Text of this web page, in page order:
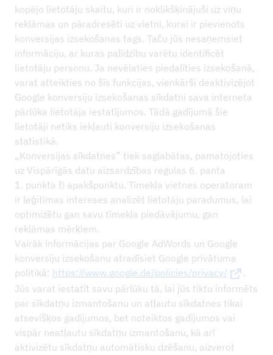
kopējo lietotāju skaitu, kuri ir noklikšķinājuši uz viņu
reklāmas un pāradresēti uz vietni, kurai ir pievienots
konversijas izsekošanas tags. Taču jūs nesaņemsiet
informāciju, ar kuras palīdzību varētu identificēt
lietotāju personu. Ja nevēlaties piedalīties izsekošanā,
varat atteikties no šīs funkcijas, vienkārši deaktivizējot
Google konversiju izsekošanas sīkdatni sava interneta
pārlūka lietotāja iestatījumos. Tādā gadījumā šie
lietotāji netiks iekļauti konversiju izsekošanas
statistikā.
„Konversijas sīkdatnes” tiek saglabātas, pamatojoties
uz Vispārīgās datu aizsardzības regulas 6. panta
1. punkta f) apakšpunktu. Tīmekļa vietnes operatoram
ir leģitīmas intereses analizēt lietotāju paradumus, lai
optimizētu gan savu tīmekļa piedāvājumu, gan
reklāmas mērķiem.
Vairāk informācijas par Google AdWords un Google
konversiju izsekošanu atradīsiet Google privātuma
politikā: https://www.google.de/policies/privacy/
.
Jūs varat iestatīt savu pārlūku tā, lai jūs tiktu informēts
par sīkdatņu izmantošanu un atļautu sīkdatnes tikai
atsevišķos gadījumos, bet noteiktos gadījumos vai
vispār neatļautu sīkdatņu izmantošanu, kā arī
aktivizētu sīkdatņu automātisku dzēšanu, aizverot